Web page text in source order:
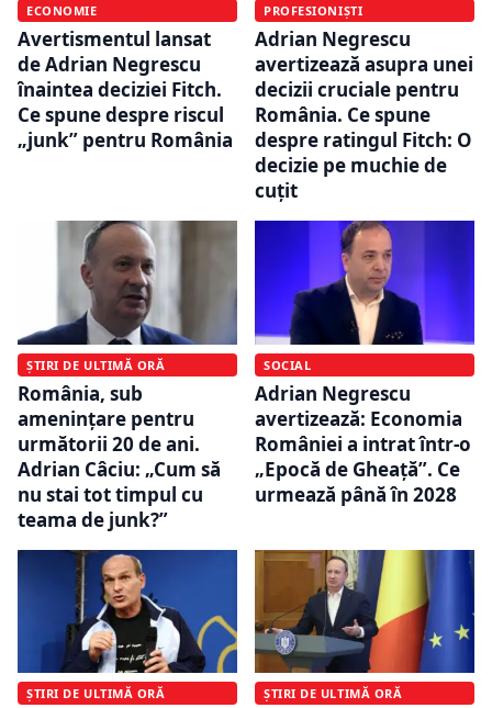
ECONOMIE
Avertismentul lansat
de Adrian Negrescu
înaintea deciziei Fitch.
Ce spune despre riscul
„junk” pentru România
PROFESIONIȘTI
Adrian Negrescu
avertizează asupra unei
decizii cruciale pentru
România. Ce spune
despre ratingul Fitch: O
decizie pe muchie de
cuțit
ȘTIRI DE ULTIMĂ ORĂ
România, sub
amenințare pentru
următorii 20 de ani.
Adrian Câciu: „Cum să
nu stai tot timpul cu
teama de junk?”
SOCIAL
Adrian Negrescu
avertizează: Economia
României a intrat într-o
„Epocă de Gheață”. Ce
urmează până în 2028
ȘTIRI DE ULTIMĂ ORĂ ȘTIRI DE ULTIMĂ ORĂ